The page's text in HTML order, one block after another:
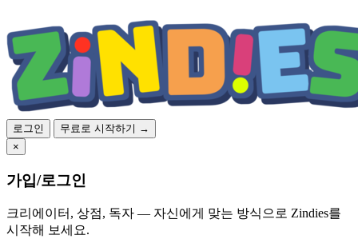
로그인
무료로 시작하기 →
×
가입/로그인
크리에이터, 상점, 독자 — 자신에게 맞는 방식으로 Zindies를
시작해 보세요.